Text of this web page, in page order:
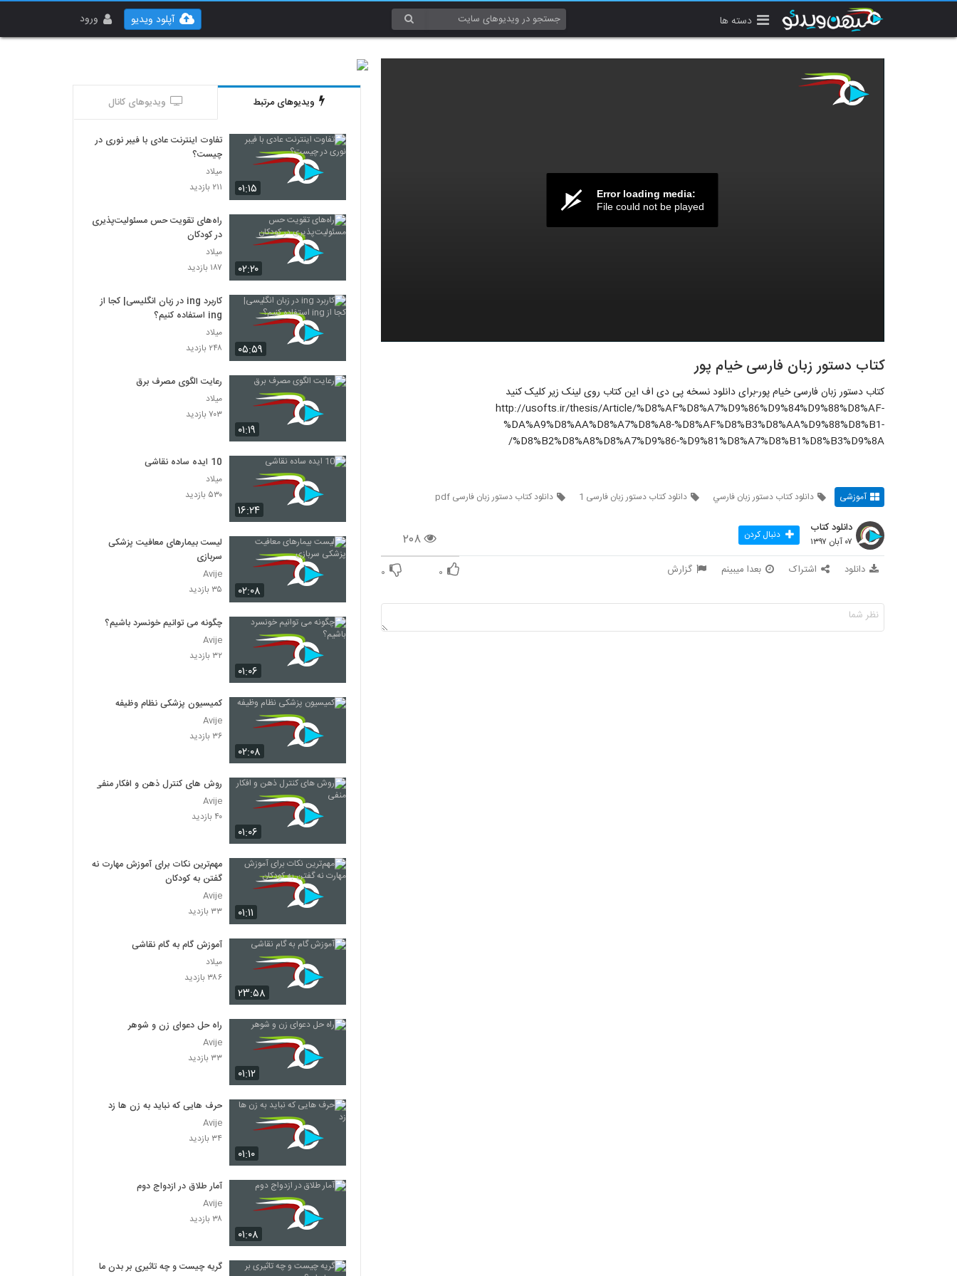
دسته ها ورود آپلود ویدیو
Error loading media:
File could not be played
کتاب دستور زبان فارسی خیام پور
کتاب دستور زبان فارسی خیام پور-برای دانلود نسخه پی دی اف این کتاب روی لینک زیر کلیک کنید
http://usofts.ir/thesis/Article/%D8%AF%D8%A7%D9%86%D9%84%D9%88%D8%AF-
%DA%A9%D8%AA%D8%A7%D8%A8-%D8%AF%D8%B3%D8%AA%D9%88%D8%B1-
%D8%B2%D8%A8%D8%A7%D9%86-%D9%81%D8%A7%D8%B1%D8%B3%D9%8A/
آموزشی دانلود کتاب دستور زبان فارسي دانلود کتاب دستور زبان فارسی 1 دانلود کتاب دستور زبان فارسی pdf
۲۰۸
دانلود کتاب
۰۷ آبان ۱۳۹۷ دنبال کردن
دانلود اشتراک بعدا میبینم گزارش ۰ ۰
ویدیوهای مرتبط ویدیوهای کانال
۰۱:۱۵
تفاوت اینترنت عادی با فیبر نوری در
چیست؟
میلاد
۲۱۱ بازدید
۰۲:۲۰
راه‌های تقویت حس مسئولیت‌پذیری
در کودکان
میلاد
۱۸۷ بازدید
۰۵:۵۹
کاربرد ing در زبان انگلیسی| کجا از
ing استفاده کنیم؟
میلاد
۲۴۸ بازدید
۰۱:۱۹
رعایت الگوی مصرف برق
میلاد
۷۰۳ بازدید
۱۶:۲۴
10 ایده ساده نقاشی
میلاد
۵۳۰ بازدید
۰۲:۰۸
لیست بیمارهای معافیت پزشکی
سربازی
Avije
۳۵ بازدید
۰۱:۰۶
چگونه می توانیم خونسرد باشیم؟
Avije
۳۲ بازدید
۰۲:۰۸
کمیسیون پزشکی نظام وظیفه
Avije
۳۶ بازدید
۰۱:۰۶
روش های کنترل ذهن و افکار منفی
Avije
۴۰ بازدید
۰۱:۱۱
مهم‌ترین نکات برای آموزش مهارت نه
گفتن به کودکان
Avije
۳۳ بازدید
۲۳:۵۸
آموزش گام به گام نقاشی
میلاد
۳۸۶ بازدید
۰۱:۱۲
راه حل دعوای زن و شوهر
Avije
۳۳ بازدید
۰۱:۱۰
حرف هایی که نباید به زن ها زد
Avije
۳۴ بازدید
۰۱:۰۸
آمار طلاق در ازدواج دوم
Avije
۳۸ بازدید
گریه چیست و چه تاثیری بر بدن ما